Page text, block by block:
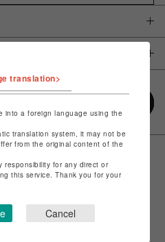
translation>
into a foreign language using the
translation system, it may not be
from the original content of the
responsibility for any direct or
this service. Thank you for your
Cancel